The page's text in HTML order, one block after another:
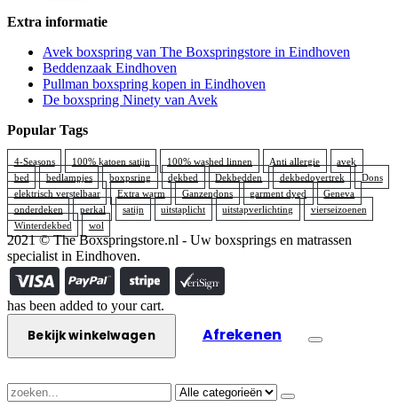
Extra informatie
Avek boxspring van The Boxspringstore in Eindhoven
Beddenzaak Eindhoven
Pullman boxspring kopen in Eindhoven
De boxspring Ninety van Avek
Popular Tags
4-Seasons 100% katoen satijn 100% washed linnen Anti allergie
avek
bed
bedlampjes boxpsring dekbed Dekbedden dekbedovertrek
Dons
elektrisch verstelbaar
Extra warm Ganzendons garment dyed
Geneva
onderdeken
perkal satijn uitstaplicht uitstapverlichting
vierseizoenen
Winterdekbed
wol
2021 © The Boxspringstore.nl - Uw boxsprings en matrassen
specialist in Eindhoven.
has been added to your cart.
Bekijk winkelwagen Afrekenen